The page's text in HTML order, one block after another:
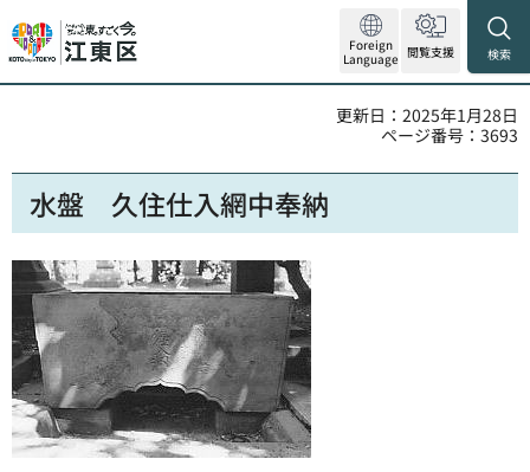
Foreign
Language 閲覧支援 検索
更新日：2025年1月28日
ページ番号：3693
水盤 久住仕入網中奉納